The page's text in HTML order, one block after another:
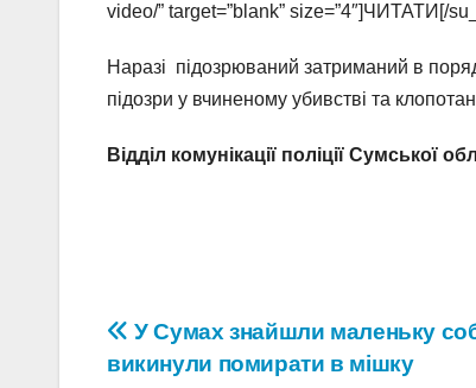
video/” target=”blank” size=”4″]ЧИТАТИ[/
Наразі підозрюваний затриманий в
підозри у вчиненому убивстві та
Відділ комунікації поліції Сумської
Навігація
У Сумах знайшли маленьку
викинули помирати в мішку